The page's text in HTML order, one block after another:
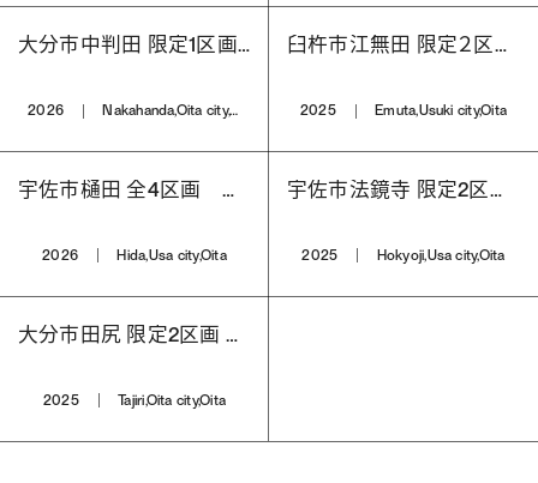
大分市中判田 限定1区画 分譲宅地
2026 Nakahanda,Oita city,Oita
臼杵市江無田 限定２区画 分譲宅地
2025 Emuta,Usuki city,Oita
宇佐市樋田 全4区画 分譲宅地
2026 Hida,Usa city,Oita
宇佐市法鏡寺 限定2区画 分譲宅地
2025 Hokyoji,Usa city,Oita
大分市田尻 限定2区画 分譲宅地
2025 Tajiri,Oita city,Oita